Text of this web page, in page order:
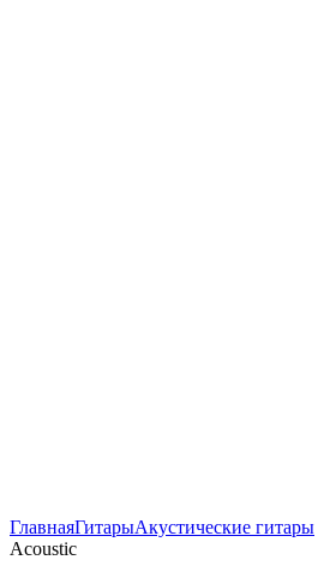
ГлавнаяГитарыАкустические гитары
Acoustic